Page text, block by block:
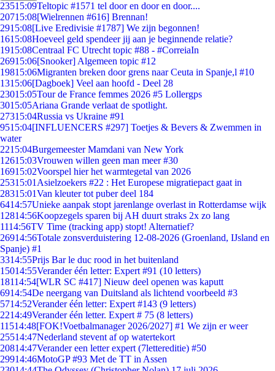
23515:09Teltopic #1571 tel door en door en door....
20715:08[Wielrennen #616] Brennan!
2915:08[Live Eredivisie #1787] We zijn begonnen!
1615:08Hoeveel geld spendeer jij aan je beginnende relatie?
1915:08Centraal FC Utrecht topic #88 - #CorreiaIn
26915:06[Snooker] Algemeen topic #12
19815:06Migranten breken door grens naar Ceuta in Spanje,l #10
1315:06[Dagboek] Veel aan hoofd - Deel 28
23015:05Tour de France femmes 2026 #5 Lollergps
3015:05Ariana Grande verlaat de spotlight.
27315:04Russia vs Ukraine #91
9515:04[INFLUENCERS #297] Toetjes & Bevers & Zwemmen in
water
2215:04Burgemeester Mamdani van New York
12615:03Vrouwen willen geen man meer #30
16915:02Voorspel hier het warmtegetal van 2026
25315:01 Asielzoekers #22 : Het Europese migratiepact gaat in
28315:01Van kleuter tot puber deel 184
6414:57Unieke aanpak stopt jarenlange overlast in Rotterdamse wijk
12814:56Koopzegels sparen bij AH duurt straks 2x zo lang
1114:56TV Time (tracking app) stopt! Alternatief?
26914:56Totale zonsverduistering 12-08-2026 (Groenland, IJsland en
Spanje) #1
3314:55Prijs Bar le duc rood in het buitenland
15014:55Verander één letter: Expert #91 (10 letters)
18114:54[WLR SC #417] Nieuw deel openen was kaputt
6914:54De neergang van Duitsland als lichtend voorbeeld #3
5714:52Verander één letter: Expert #143 (9 letters)
2214:49Verander één letter. Expert # 75 (8 letters)
11514:48[FOK!Voetbalmanager 2026/2027] #1 We zijn er weer
25514:47Nederland stevent af op watertekort
20814:47Verander een letter expert (7lettereditie) #50
29914:46MotoGP #93 Met de TT in Assen